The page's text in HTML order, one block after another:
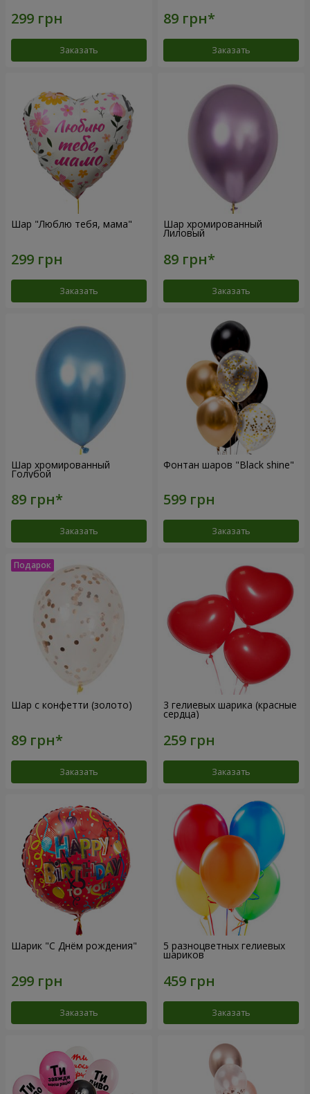
Заказать Заказать
Шар "Люблю тебя, мама"
Заказать
Шар хромированный
Лиловый
Заказать
Шар хромированный
Голубой
Заказать
Фонтан шаров "Black shine"
Заказать
Шар с конфетти (золото)
Заказать
3 гелиевых шарика (красные
сердца)
Заказать
Шарик "С Днём рождения"
Заказать
5 разноцветных гелиевых
шариков
Заказать